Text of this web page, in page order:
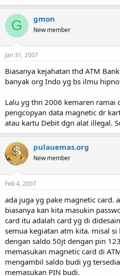
G gmon
New member
Jan 31, 2007
Biasanya kejahatan thd ATM
banyak org Indo yg bs ilmu
Lalu yg thn 2006 kemaren ramai
pengcopyan data magnetic dr
atau kartu Debit dgn alat illegal.
pulauemas.org
New member
Feb 4, 2007
ada juga yg pake magnetic card.
biasanya kan kita masukin
card itu adalah card yg di
semua kegiatan atm kita. misal
dengan saldo 50jt dengan pin
memasukan magnetic card di
mengambil saldo budi yg
memasukan PIN budi.